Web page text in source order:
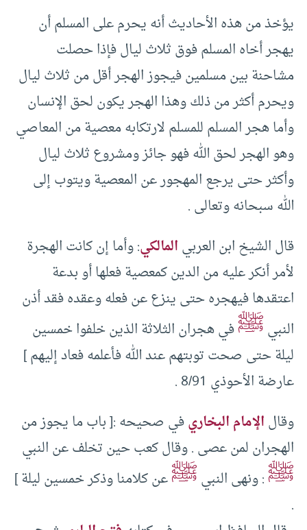
يؤخذ من هذه الأحاديث أنه يحرم على المسلم أن
يهجر أخاه المسلم فوق ثلاث ليال فإذا حصلت
مشاحنة بين مسلمين فيجوز الهجر أقل من ثلاث ليال
ويحرم أكثر من ذلك وهذا الهجر يكون لحق الإنسان
وأما هجر المسلم للمسلم لارتكابه معصية من المعاصي
وهو الهجر لحق الله فهو جائز ومشروع ثلاث ليال
وأكثر حتى يرجع المهجور عن المعصية ويتوب إلى
الله سبحانه وتعالى .
قال الشيخ ابن العربيالمالكي: وأما إن كانت الهجرة
لأمر أنكر عليه من الدين كمعصية فعلها أو بدعة
اعتقدها فيهجره حتى ينزع عن فعله وعقده فقد أذن
النبيﷺفي هجران الثلاثة الذين خلفوا خمسين
ليلة حتى صحت توبتهم عند الله فأعلمه فعاد إليهم ]
عارضة الأحوذي 8/91 .
وقالالإمام البخاريفي صحيحه :[ باب ما يجوز من
الهجران لمن عصى . وقال كعب حين تخلف عن النبي
ﷺ: ونهى النبيﷺعن كلامنا وذكر خمسين ليلة ]
.